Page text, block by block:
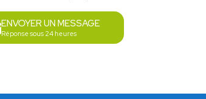
ENVOYER UN MESSAGE
Réponse sous 24 heures